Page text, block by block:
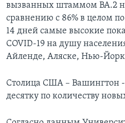
вызванных штаммом BA.2
сравнению с 86% в целом
14 дней самые высокие
COVID-19 на душу
Айленде, Аляске, Нью-
Столица США – Вашингтон
десятку по количеству